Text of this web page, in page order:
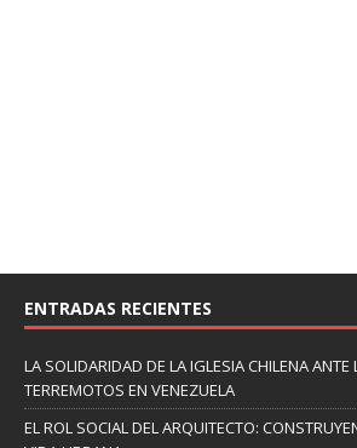
ENTRADAS RECIENTES
LA SOLIDARIDAD DE LA IGLESIA CHILENA
TERREMOTOS EN VENEZUELA
EL ROL SOCIAL DEL ARQUITECTO: